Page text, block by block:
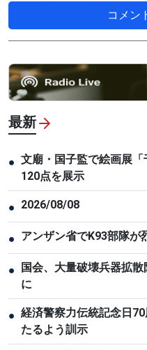
コメン
最新
● 文廟・国子監で絵画展
120点を展示
● 2026/08/08
● アンザン省でK93部隊が
●
国会、大量破壊兵器拡
に
● 経済警察力伝統記念日
たるよう訓示